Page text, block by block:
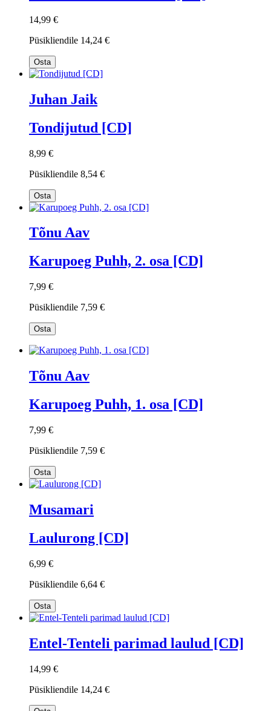
14,99 €
Püsikliendile 14,24 €
Osta
Juhan Jaik
Tondijutud [CD]
8,99 €
Püsikliendile 8,54 €
Osta
Tõnu Aav
Karupoeg Puhh, 2. osa [CD]
7,99 €
Püsikliendile 7,59 €
Osta
Tõnu Aav
Karupoeg Puhh, 1. osa [CD]
7,99 €
Püsikliendile 7,59 €
Osta
Musamari
Laulurong [CD]
6,99 €
Püsikliendile 6,64 €
Osta
Entel-Tenteli parimad laulud [CD]
14,99 €
Püsikliendile 14,24 €